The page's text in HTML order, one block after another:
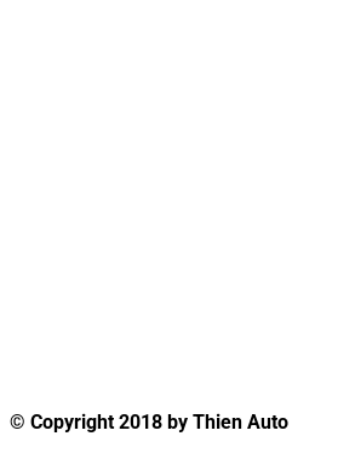
© Copyright 2018 by Thien Auto